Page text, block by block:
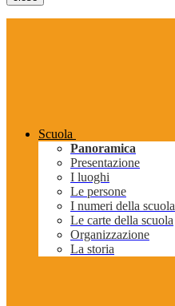
Scuola
Panoramica
Presentazione
I luoghi
Le persone
I numeri della scuola
Le carte della scuola
Organizzazione
La storia